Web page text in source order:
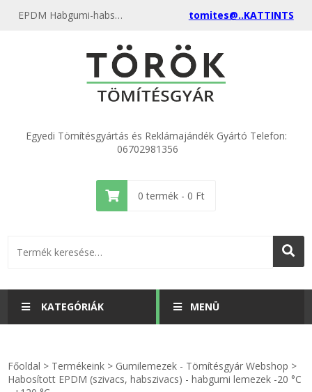
EPDM Habgumi-habszivacs lemezek - Akciósan különböző vastagságokban! tomites@..KATTINTS
Egyedi Tömítésgyártás és Reklámajándék Gyártó Telefon:
06702981356
0 termék - 0 Ft
KATEGÓRIÁK
KULCSTARTÓ - KULCSKARIKA
MENÜ
videók
Főoldal > Termékeink > Gumilemezek - Tömítésgyár Webshop >
Habosított EPDM (szivacs, habszivacs) - habgumi lemezek -20 °C